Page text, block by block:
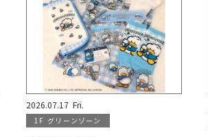
2026.07.17 Fri.
1F グリーンゾーン